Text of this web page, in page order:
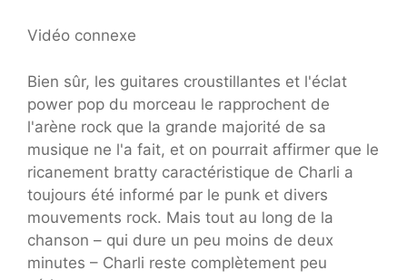
Vidéo connexe
Bien sûr, les guitares croustillantes et l'éclat
power pop du morceau le rapprochent de
l'arène rock que la grande majorité de sa
musique ne l'a fait, et on pourrait affirmer que le
ricanement bratty caractéristique de Charli a
toujours été informé par le punk et divers
mouvements rock. Mais tout au long de la
chanson – qui dure un peu moins de deux
minutes – Charli reste complètement peu